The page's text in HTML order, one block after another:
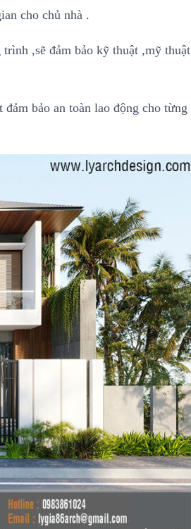
cho chủ nhà .
,sẽ đảm bảo kỹ thuật ,mỹ thuật
bảo an toàn lao động cho từng